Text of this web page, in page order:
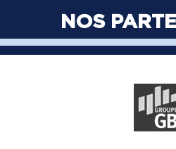
NOS